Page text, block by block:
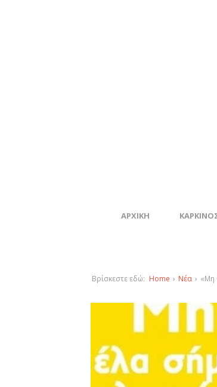
ΑΡΧΙΚΗ
Βρίσκεστε εδώ: Home › Νέα › «Μη